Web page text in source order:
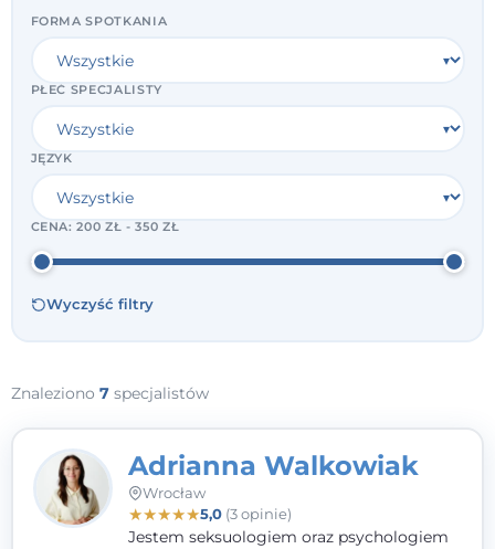
FORMA SPOTKANIA
PŁEĆ SPECJALISTY
JĘZYK
CENA:200 ZŁ - 350 ZŁ
Wyczyść filtry
Znaleziono 7 specjalistów
Adrianna Walkowiak
Wrocław
★★★★★5,0(3 opinie)
Jestem seksuologiem oraz psychologiem